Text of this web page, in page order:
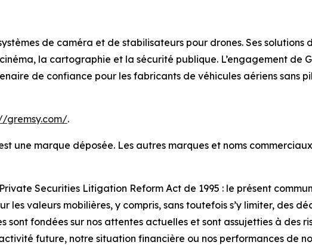
de caméra et de stabilisateurs pour drones. Ses
la cartographie et la sécurité publique. L’engagement de
de confiance pour les fabricants de véhicules aériens sans
gremsy.com/.
une marque déposée. Les autres marques et noms
Securities Litigation Reform Act de 1995 : le présent
les valeurs mobilières, y compris, sans toutefois s’y limiter, des
sont fondées sur nos attentes actuelles et sont assujetties à des
future, notre situation financière ou nos performances de